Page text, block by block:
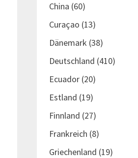
China (60)
Curaçao (13)
Dänemark (38)
Deutschland (410)
Ecuador(20)
Estland (19)
Finnland (27)
Frankreich (8)
Griechenland (19)